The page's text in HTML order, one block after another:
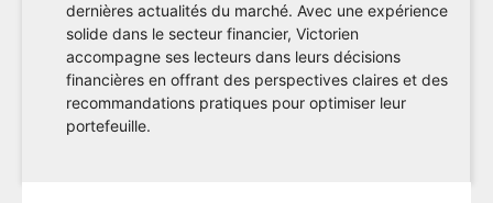
dernières actualités du marché. Avec une expérience
solide dans le secteur financier, Victorien
accompagne ses lecteurs dans leurs décisions
financières en offrant des perspectives claires et des
recommandations pratiques pour optimiser leur
portefeuille.